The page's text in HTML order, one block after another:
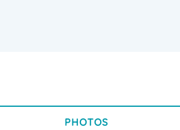
PHOTOS